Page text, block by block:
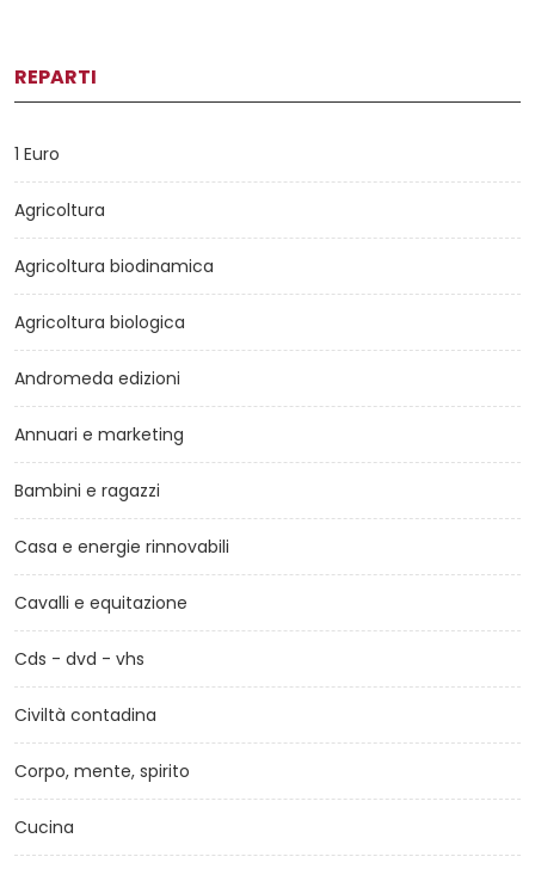
REPARTI
1 Euro
Agricoltura
Agricoltura biodinamica
Agricoltura biologica
Andromeda edizioni
Annuari e marketing
Bambini e ragazzi
Casa e energie rinnovabili
Cavalli e equitazione
Cds - dvd - vhs
Civiltà contadina
Corpo, mente, spirito
Cucina